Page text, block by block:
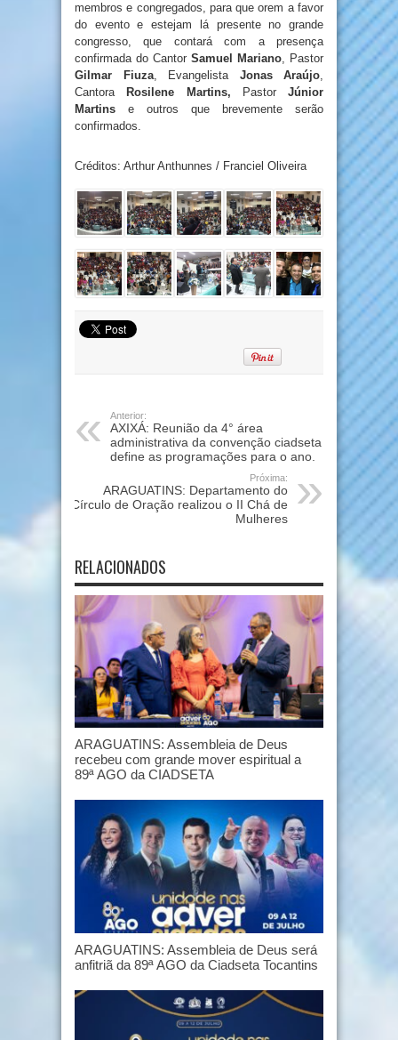
membros e congregados, para que orem a favor
do evento e estejam lá presente no grande
congresso, que contará com a presença
confirmada do Cantor Samuel Mariano, Pastor
Gilmar Fiuza, Evangelista Jonas Araújo,
Cantora
Rosilene Martins, PastorJúnior
Martins e outros que brevemente serão
confirmados.
Créditos: Arthur Anthunnes / Franciel Oliveira
Anterior:
AXIXÁ: Reunião da 4° área
administrativa da convenção ciadseta
define as programações para o ano.
Próxima:
ARAGUATINS: Departamento do
Círculo de Oração realizou o II Chá de
Mulheres
RELACIONADOS
ARAGUATINS: Assembleia de Deus
recebeu com grande mover espiritual a
89ª AGO da CIADSETA
ARAGUATINS: Assembleia de Deus será
anfitriã da 89ª AGO da Ciadseta Tocantins